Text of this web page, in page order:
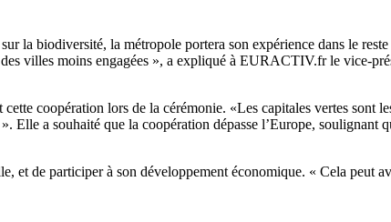
la biodiversité, la métropole portera son expérience dans le
villes moins engagées », a expliqué à EURACTIV.fr le vice-
coopération lors de la cérémonie. «Les capitales vertes sont
a souhaité que la coopération dépasse l’Europe, soulignant
et de participer à son développement économique. « Cela peut